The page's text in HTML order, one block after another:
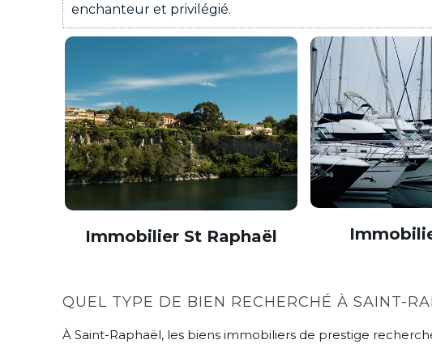
enchanteur et privilégié.
Immobilier St Raphaël
QUEL TYPE DE BIEN RECHERCHÉ À SAINT-
À Saint-Raphaël, les biens immobiliers de prestige